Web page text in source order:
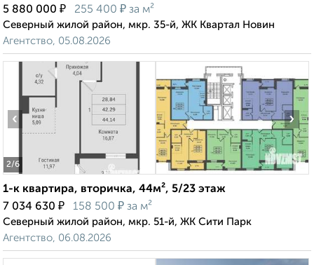
5 880 000 ₽ 255 400 ₽ за м²
Северный жилой район, мкр. 35-й, ЖК Квартал Новин
Агентство, 05.08.2026
2/6
‹ ›
1-к квартира, вторичка, 44м², 5/23 этаж
7 034 630 ₽ 158 500 ₽ за м²
Северный жилой район, мкр. 51-й, ЖК Сити Парк
Агентство, 06.08.2026